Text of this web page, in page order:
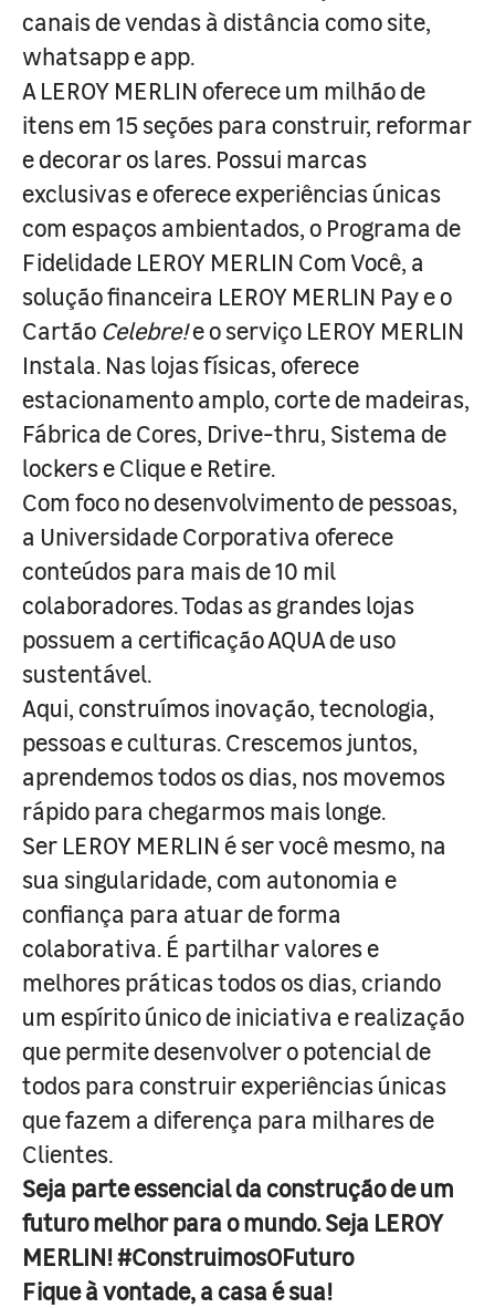
canais de vendas à distância como site,
whatsapp e app.
A LEROY MERLIN oferece um milhão de
itens em 15 seções para construir, reformar
e decorar os lares. Possui marcas
exclusivas e oferece experiências únicas
com espaços ambientados, o Programa de
Fidelidade LEROY MERLIN Com Você, a
solução financeira LEROY MERLIN Pay e o
Cartão Celebre!e o serviço LEROY MERLIN
Instala. Nas lojas físicas, oferece
estacionamento amplo, corte de madeiras,
Fábrica de Cores, Drive-thru, Sistema de
lockers e Clique e Retire.
Com foco no desenvolvimento de pessoas,
a Universidade Corporativa oferece
conteúdos para mais de 10 mil
colaboradores. Todas as grandes lojas
possuem a certificação AQUA de uso
sustentável.
Aqui, construímos inovação, tecnologia,
pessoas e culturas. Crescemos juntos,
aprendemos todos os dias, nos movemos
rápido para chegarmos mais longe.
Ser LEROY MERLIN é ser você mesmo, na
sua singularidade, com autonomia e
confiança para atuar de forma
colaborativa. É partilhar valores e
melhores práticas todos os dias, criando
um espírito único de iniciativa e realização
que permite desenvolver o potencial de
todos para construir experiências únicas
que fazem a diferença para milhares de
Clientes.
Seja parte essencial da construção de um
futuro melhor para o mundo. Seja LEROY
MERLIN! #ConstruimosOFuturo
Fique à vontade, a casa é sua!